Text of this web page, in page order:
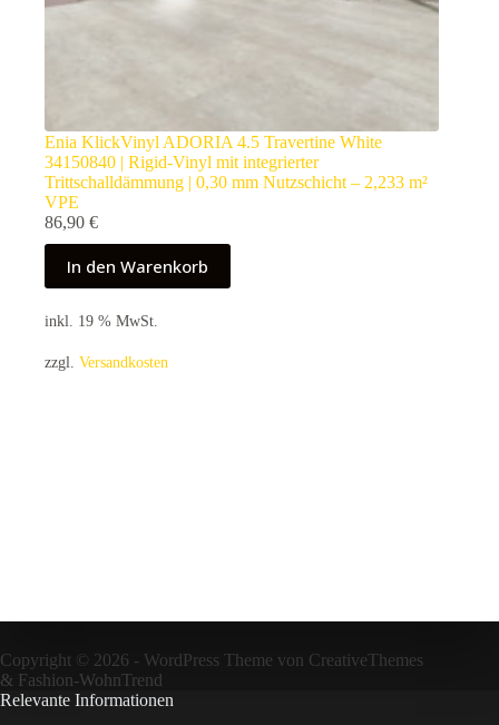
Enia KlickVinyl ADORIA 4.5 Travertine White
34150840 | Rigid-Vinyl mit integrierter
Trittschalldämmung | 0,30 mm Nutzschicht – 2,233 m²
VPE
86,90 €
In den Warenkorb
inkl. 19 % MwSt.
zzgl. Versandkosten
Copyright © 2026 - WordPress Theme von CreativeThemes
& Fashion-WohnTrend
Relevante Informationen